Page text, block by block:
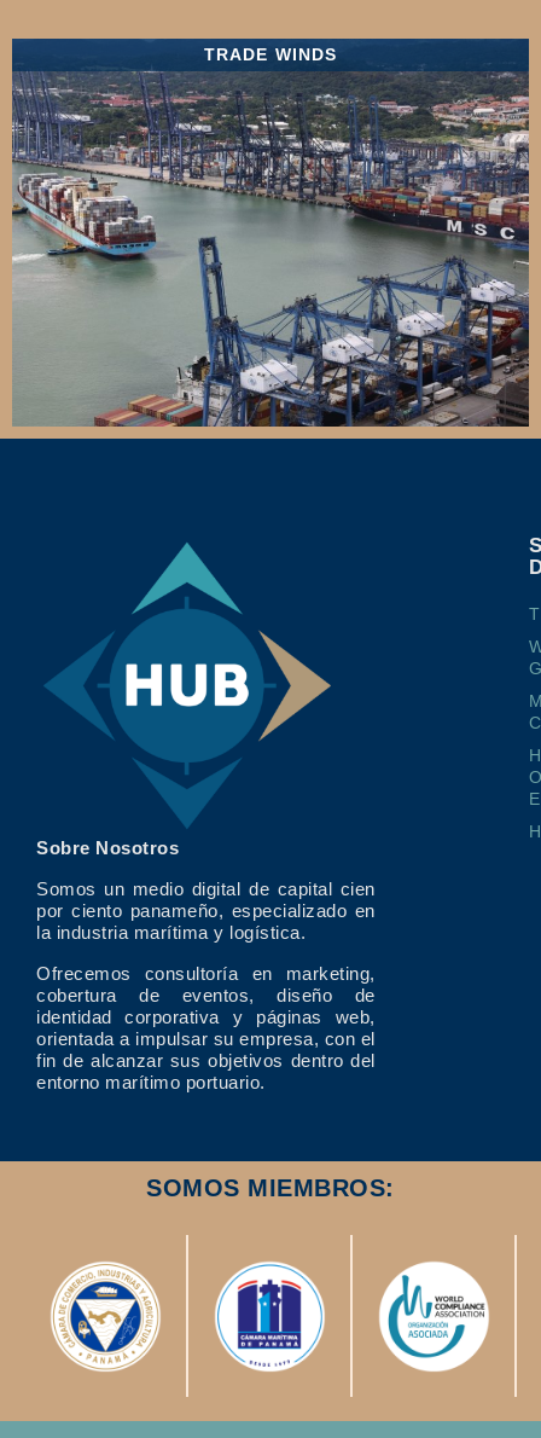
TRADE WINDS
Sobre Nosotros
Somos un medio digital de capital cien
por ciento panameño, especializado en
la industria marítima y logística.
Ofrecemos consultoría en marketing,
cobertura de eventos, diseño de
identidad corporativa y páginas web,
orientada a impulsar su empresa, con el
fin de alcanzar sus objetivos dentro del
entorno marítimo portuario.
SOMOS MIEMBROS: